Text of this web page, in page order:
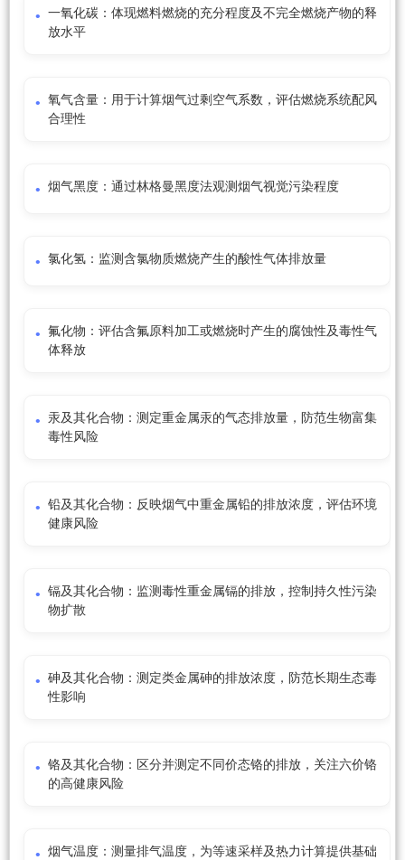
一氧化碳：体现燃料燃烧的充分程度及不完全燃烧产物的释
放水平
氧气含量：用于计算烟气过剩空气系数，评估燃烧系统配风
合理性
烟气黑度：通过林格曼黑度法观测烟气视觉污染程度
氯化氢：监测含氯物质燃烧产生的酸性气体排放量
氟化物：评估含氟原料加工或燃烧时产生的腐蚀性及毒性气
体释放
汞及其化合物：测定重金属汞的气态排放量，防范生物富集
毒性风险
铅及其化合物：反映烟气中重金属铅的排放浓度，评估环境
健康风险
镉及其化合物：监测毒性重金属镉的排放，控制持久性污染
物扩散
砷及其化合物：测定类金属砷的排放浓度，防范长期生态毒
性影响
铬及其化合物：区分并测定不同价态铬的排放，关注六价铬
的高健康风险
烟气温度：测量排气温度，为等速采样及热力计算提供基础